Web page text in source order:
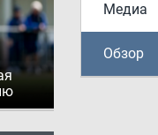
Медиа
Обзор